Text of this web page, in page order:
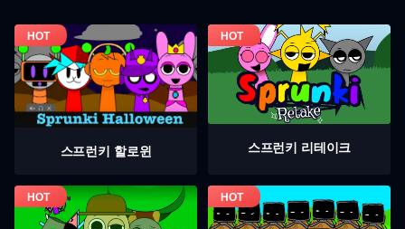
스프런키 할로윈 스프런키 리테이크